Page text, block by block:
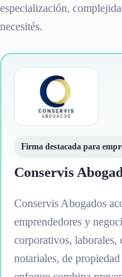
especialización,
necesités.
Firma destacada para
Conservis
Conservis Abogados
emprendedores y
corporativos, laborales,
notariales, de